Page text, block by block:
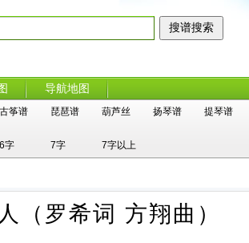
导航地图
古筝谱 琵琶谱 葫芦丝 扬琴谱 提琴谱
6字 7字 7字以上
（罗希词 方翔曲）